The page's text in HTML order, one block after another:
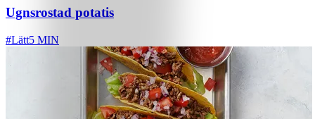
Ugnsrostad potatis
#Lätt5 MIN